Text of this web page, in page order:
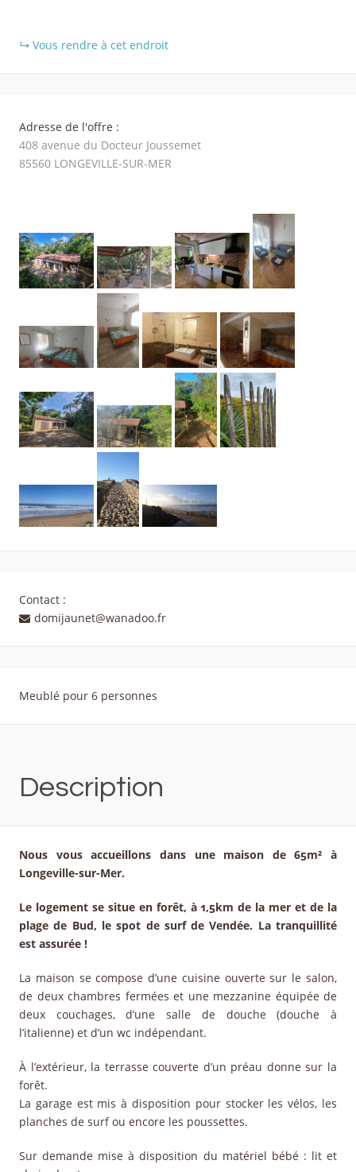
Vous rendre à cet endroit
Adresse de l'offre :
408 avenue du Docteur Joussemet
85560 LONGEVILLE-SUR-MER
Contact :
domijaunet@wanadoo.fr
Meublé pour 6 personnes
Description
Nous vous accueillons dans une maison de 65m² à
Longeville-sur-Mer.
Le logement se situe en forêt, à 1,5km de la mer et de la
plage de Bud, le spot de surf de Vendée. La tranquillité
est assurée !
La maison se compose d’une cuisine ouverte sur le salon,
de deux chambres fermées et une mezzanine équipée de
deux couchages, d’une salle de douche (douche à
l’italienne) et d’un wc indépendant.
À l’extérieur, la terrasse couverte d’un préau donne sur la
forêt.
La garage est mis à disposition pour stocker les vélos, les
planches de surf ou encore les poussettes.
Sur demande mise à disposition du matériel bébé : lit et